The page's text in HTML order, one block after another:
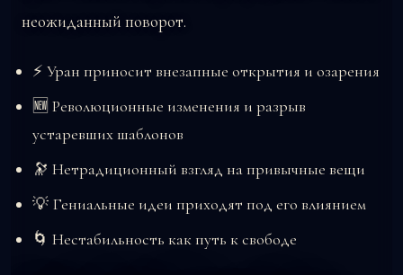
неожиданный поворот.
⚡ Уран приносит внезапные открытия и озарения
🆕 Революционные изменения и разрыв
устаревших шаблонов
🔭 Нетрадиционный взгляд на привычные вещи
💡 Гениальные идеи приходят под его влиянием
🌀 Нестабильность как путь к свободе